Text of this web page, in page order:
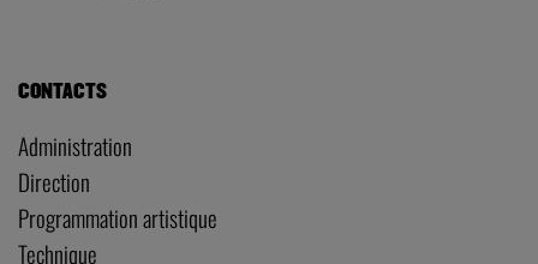
CONTACTS
Administration
Direction
Programmation artistique
Technique